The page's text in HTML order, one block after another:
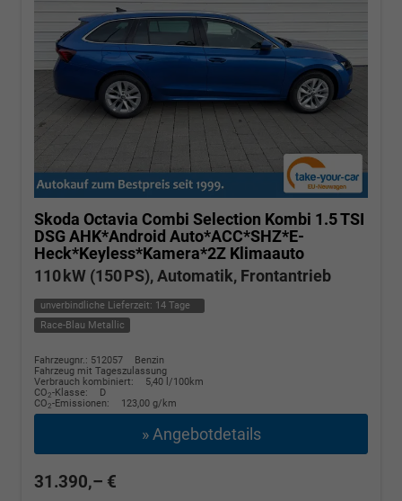
Skoda Octavia Combi Selection Kombi 1.5 TSI
DSG AHK*Android Auto*ACC*SHZ*E-
Heck*Keyless*Kamera*2Z Klimaauto
110 kW (150 PS), Automatik, Frontantrieb
unverbindliche Lieferzeit: 14 Tage
Race-Blau Metallic
Fahrzeugnr.: 512057
Benzin
Fahrzeug mit Tageszulassung
Verbrauch kombiniert:
5,40 l/100km
CO2-Klasse:
D
CO2-Emissionen: 123,00 g/km
» Angebotdetails
31.390,– €